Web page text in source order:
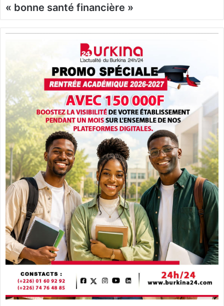
« bonne santé financière »